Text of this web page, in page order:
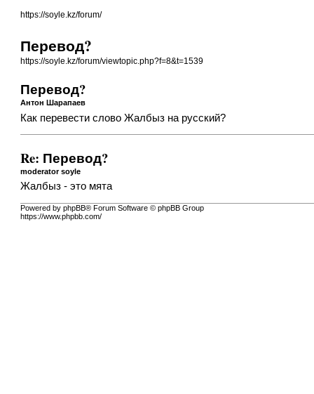
https://soyle.kz/forum/
Перевод?
https://soyle.kz/forum/viewtopic.php?f=8&t=1539
Перевод?
Антон Шарапаев
Как перевести слово Жалбыз на русский?
Re: Перевод?
moderator soyle
Жалбыз - это мята
Powered by phpBB® Forum Software © phpBB Group
https://www.phpbb.com/